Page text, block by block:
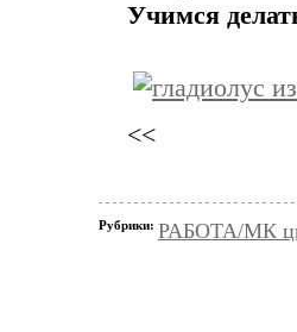
Учимся
<<
Рубрики: РАБОТА/МК